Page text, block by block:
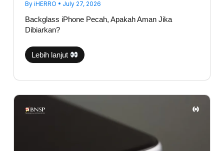
By iHERRO • July 27, 2026
Backglass iPhone Pecah, Apakah Aman Jika
Dibiarkan?
Lebih lanjut
Suara
iPhone